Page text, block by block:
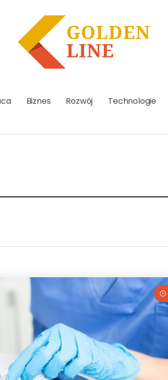
Biznes Rozwój Technologie